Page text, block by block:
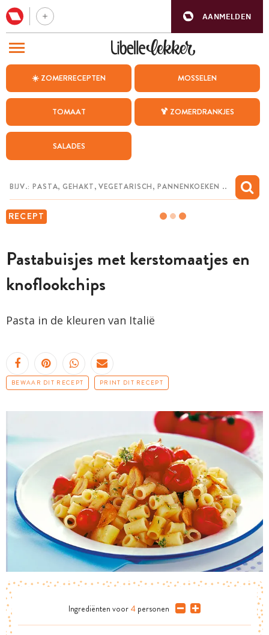
AANMELDEN
☀️ ZOMERRECEPTEN MOSSELEN
TOMAAT 🍹 ZOMERDRANKJES
SALADES
RECEPT
Pastabuisjes met kerstomaatjes en
knoflookchips
Pasta in de kleuren van Italië
BEWAAR DIT RECEPT PRINT DIT RECEPT
Ingrediënten voor 4 personen
BEZOEK ONZE ANDERE WEBSITES
WEEKMENU
CHAT MET MAIA
MIJN BEWAARDE RECEPTEN